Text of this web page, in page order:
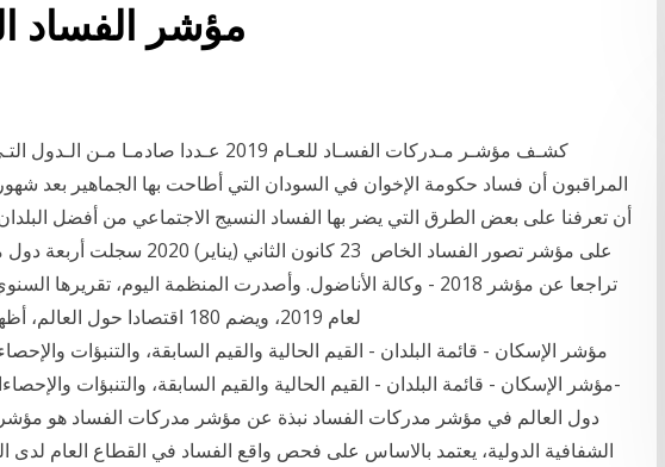
مؤشر الفساد
كشـف مؤشـر مـدركات الفسـاد للعـام 2019 عـددا
أن تعرفنا على بعض الطرق التي يضر بها الفساد النسيج الاجتماعي من أفضل
على مؤشر تصور الفساد الخاص 23 كانون
تراجعا عن مؤشر 2018 - وكالة الأناضول. وأصدرت المنظمة اليوم،
لعام 2019، ويضم 180 اقتصادا حول العالم، أظهر تفوق التأسيس لتحالف
مؤشر الإسكان - قائمة البلدان - القيم الحالية والقيم السابقة، والتنبؤات
-مؤشر الإسكان - قائمة البلدان - القيم الحالية والقيم السابقة، والتنبؤات
دول العالم في مؤشر مدركات الفساد نبذة عن مؤشر مدركات الفساد هو
الشفافية الدولية، يعتمد بالاساس على فحص واقع الفساد في القطاع العام لدى